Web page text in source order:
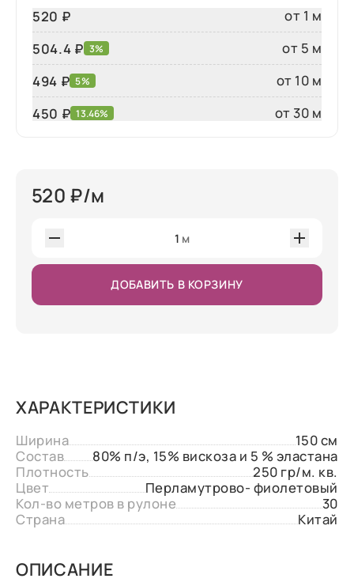
520 ₽
от 1 м
504.4 ₽ 3%
от 5 м
494 ₽ 5%
от 10 м
450 ₽ 13.46% от 30 м
520 ₽/м
1 м
ДОБАВИТЬ В КОРЗИНУ
ХАРАКТЕРИСТИКИ
Ширина
150 см
Состав
80% п/э, 15% вискоза и 5 % эластана
Плотность
250 гр/м. кв.
Цвет
Перламутрово- фиолетовый
Кол-во метров в рулоне
30
Страна
Китай
ОПИСАНИЕ